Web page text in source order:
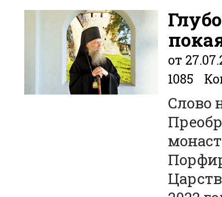
от
1085
Слово